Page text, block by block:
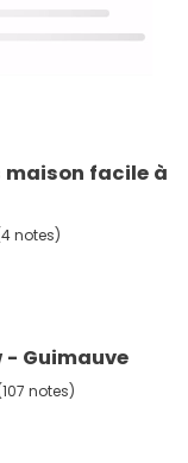
maison facile à
notes)
Guimauve
notes)